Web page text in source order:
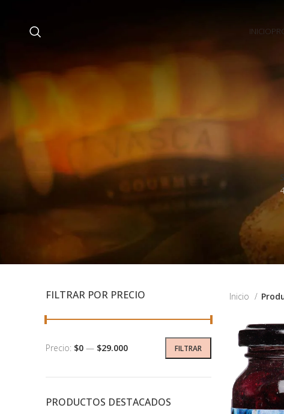
INICIO
FILTRAR POR PRECIO
FILTRAR
Precio: $0 — $29.000
PRODUCTOS DESTACADOS
Inicio